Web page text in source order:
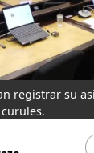
registrar su